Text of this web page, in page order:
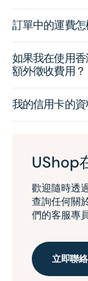
訂單中的運費怎
如果我在使用
額外徵收費用？
我的信用卡的
UShop
歡迎隨時透
查詢任何關
們的客服專
立即聯